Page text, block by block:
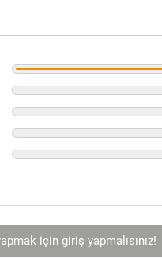
için giriş yapmalısınız!